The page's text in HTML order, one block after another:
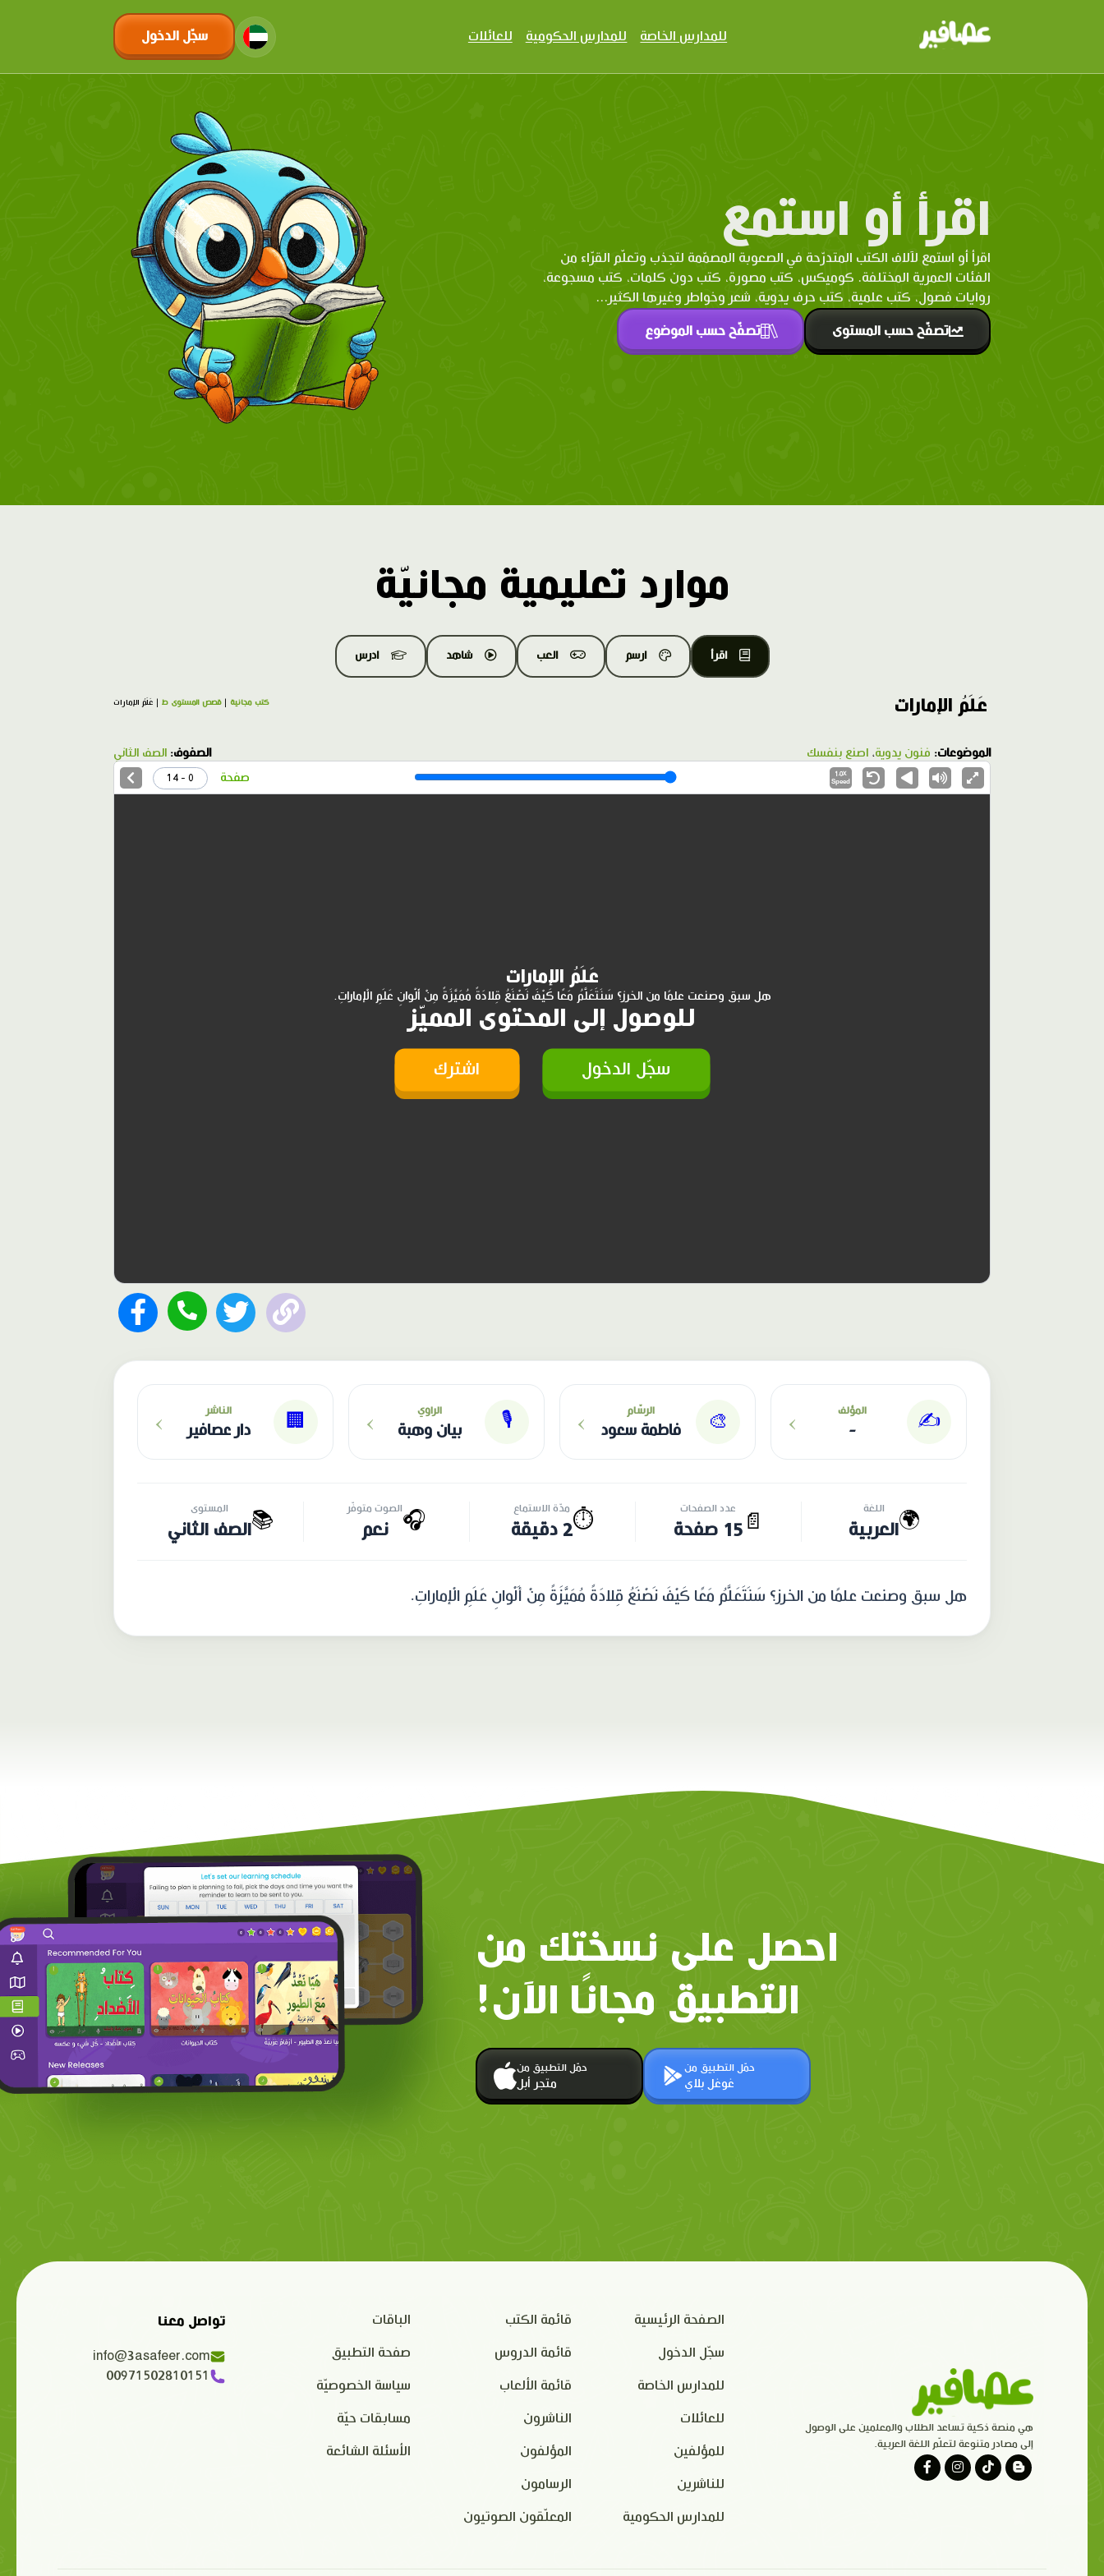
للمدارس الخاصة للمدارس الحكومية للعائلات سجّل الدخول
اقرأ أو استمع
اقرأ أو استمع لآلاف الكتب المتدرّحة في الصعوبة المصمّمة لتجذب وتعلّم القرّاء من
الفئات العمرية المختلفة. كوميكس، كتب مصورة، كتب دون كلمات، كتب مسجوعة،
روايات فصول، كتب علمية، كتب حرف يدوية، شعر وخواطر وغيرها الكثير...
تصفّح حسب المستوى تصفّح حسب الموضوع
موارد تعليمية مجانيّة
اقرأ ارسم العب شاهد ادرس
عَلَمُ الإمارات كتب مجانية |قصص المستوى ط | عَلَمُ الإمارات
الموضوعات: فنون يدوية، اصنع بنفسك الصفوف: الصف الثاني
1.0X
Speed
صفحة 0 - 14
عَلَمُ الإمارات
هل سبق وصنعت علمًا من الخرز؟ سَنَتَعَلَّمُ مَعًا كَيْفَ نَصْنَعُ قِلادَةً مُمَيَّزَةً مِنْ أَلْوانِ عَلَمِ الْإماراتِ.
للوصول إلى المحتوى المميّز
سجّل الدخول اشترك
✍️ المؤلف
-
›
🎨
الرسّام
فاطمة سعود ›
🎙 الراوي
بيان وهبة ›
🏢
الناشر
دار عصافير ›
🌍 اللغة
العربية 📄
عدد الصفحات
15 صفحة ⏱️ مدّة الاستماع
2 دقيقة 🎧الصوت متوفّر
نعم 📚 المستوى
الصف الثاني
هل سبق وصنعت علمًا من الخرز؟ سَنَتَعَلَّمُ مَعًا كَيْفَ نَصْنَعُ قِلادَةً مُمَيَّزَةً مِنْ أَلْوانِ عَلَمِ الْإماراتِ.
احصل على نسختك من
التطبيق مجانًا الآن!
حمّل التطبيق من
متجر أبل
حمّل التطبيق من
غوغل بلاي
هي منصة ذكية تساعد الطلاب والمعلمين على الوصول
إلى مصادر متنوعة لتعلّم اللغة العربية.
الصفحة الرئيسية
سجّل الدخول
للمدارس الخاصة
للعائلات
للمؤلفين
للناشرين
للمدارس الحكومية
قائمة الكتب
قائمة الدروس
قائمة الألعاب
الناشرون
المؤلفون
الرسامون
المعلّقون الصوتيون
الباقات
صفحة التطبيق
سياسة الخصوصيّة
مسابقات حيّة
الأسئلة الشائعة
تواصل معنا
info@3asafeer.com
00971502810151